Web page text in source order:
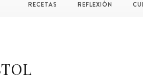
RECETAS REFLEXIÓN